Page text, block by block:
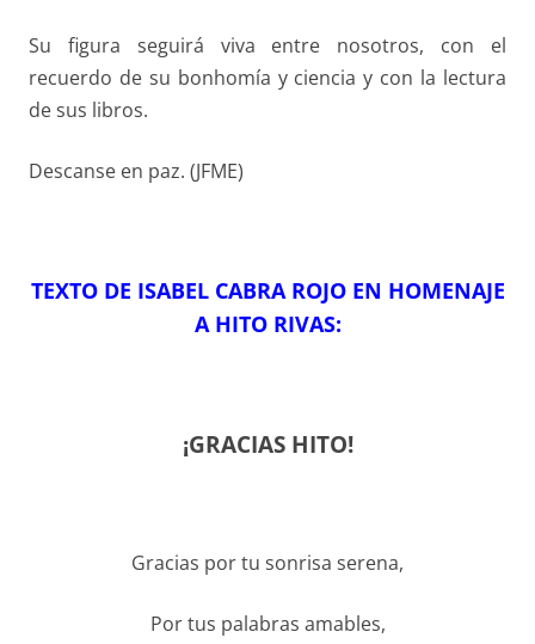
Su figura seguirá viva entre nosotros, con el
recuerdo de su bonhomía y ciencia y con la lectura
de sus libros.
Descanse en paz. (JFME)
TEXTO DE ISABEL CABRA ROJO EN HOMENAJE
A HITO RIVAS:
¡GRACIAS HITO!
Gracias por tu sonrisa serena,
Por tus palabras amables,